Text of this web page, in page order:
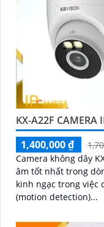
KX-A22F CAMERA
1,400,000 ₫
Camera không dây
âm tốt nhất trong
kinh ngạc trong việc
(motion detection)...